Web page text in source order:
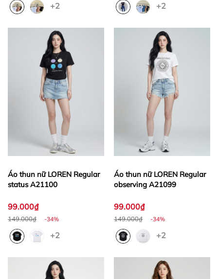
+2 +2
Áo thun nữ LOREN Regular
status A21100
99.000₫
149.000₫ -34%
+2
Áo thun nữ LOREN Regular
observing A21099
99.000₫
149.000₫ -34%
+2